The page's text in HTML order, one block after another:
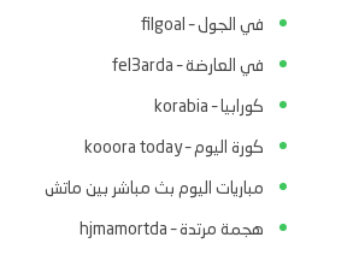
في الجول – filgoal
في العارضة – fel3arda
كورابيا – korabia
كورة اليوم – kooora today
مباريات اليوم بث مباشر بين ماتش
هجمة مرتدة – hjmamortda